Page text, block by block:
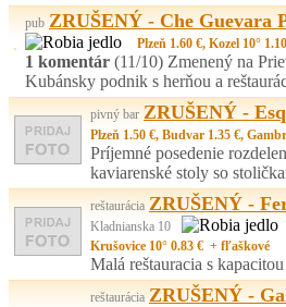
pub ZRUŠENÝ - Che Guevara
Plzeň 1.60 €, Kozel 10°
1 komentár (11/10) Zmenený na
Kubánsky podnik s herňou a
pivný bar ZRUŠENÝ -
Plzeň 1.50 €, Budvar 1.35 €,
Príjemné posedenie
kaviarenské stoly so
reštaurácia ZRUŠENÝ -
Kladnianska 10
Krušovice 10° 0.83 € + fľaškové
Malá reštauracia s
reštaurácia ZRUŠENÝ -